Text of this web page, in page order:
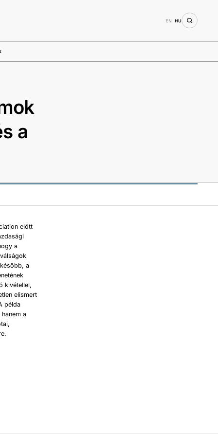
EN HU
a
előtt
a
a
kivétellel,
elismert
példa
a